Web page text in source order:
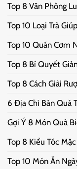
Top 8 Văn Phòng
Top 10 Loại Trà
Top 10 Quán Cơm
Top 8 Bí Quyết
Top 8 Cách Giải
6 Địa Chỉ Bán Quà
Gợi Ý 8 Món Quà
Top 8 Kiểu Tóc
Top 10 Món Ăn